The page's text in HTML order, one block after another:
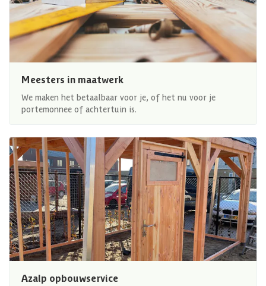
Meesters in maatwerk
We maken het betaalbaar voor je, of het nu voor je
portemonnee of achtertuin is.
Azalp opbouwservice